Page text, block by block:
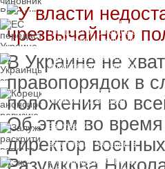
делу о растрате более
1 млрд гривен
ЕС передаст Украине
средства от доходов от
замороженных активов
Украинцы за рубежом
могут потерять доступ
Корецкий анонсировал
ревизию госбюджета
Залужный
вступление Украины в
НАТО и предлагает
другие варианты
Экс-министр обороны
В Украине не
правопорядок в
положения во
Об этом во
директор